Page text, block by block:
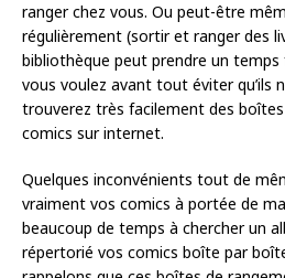
ranger chez vous. Ou peut-être
régulièrement (sortir et ranger des
bibliothèque peut prendre un temps
vous voulez avant tout éviter qu’ils
trouverez très facilement des
comics sur internet.
Quelques inconvénients tout de
vraiment vos comics à portée de
beaucoup de temps à chercher un
répertorié vos comics boîte par